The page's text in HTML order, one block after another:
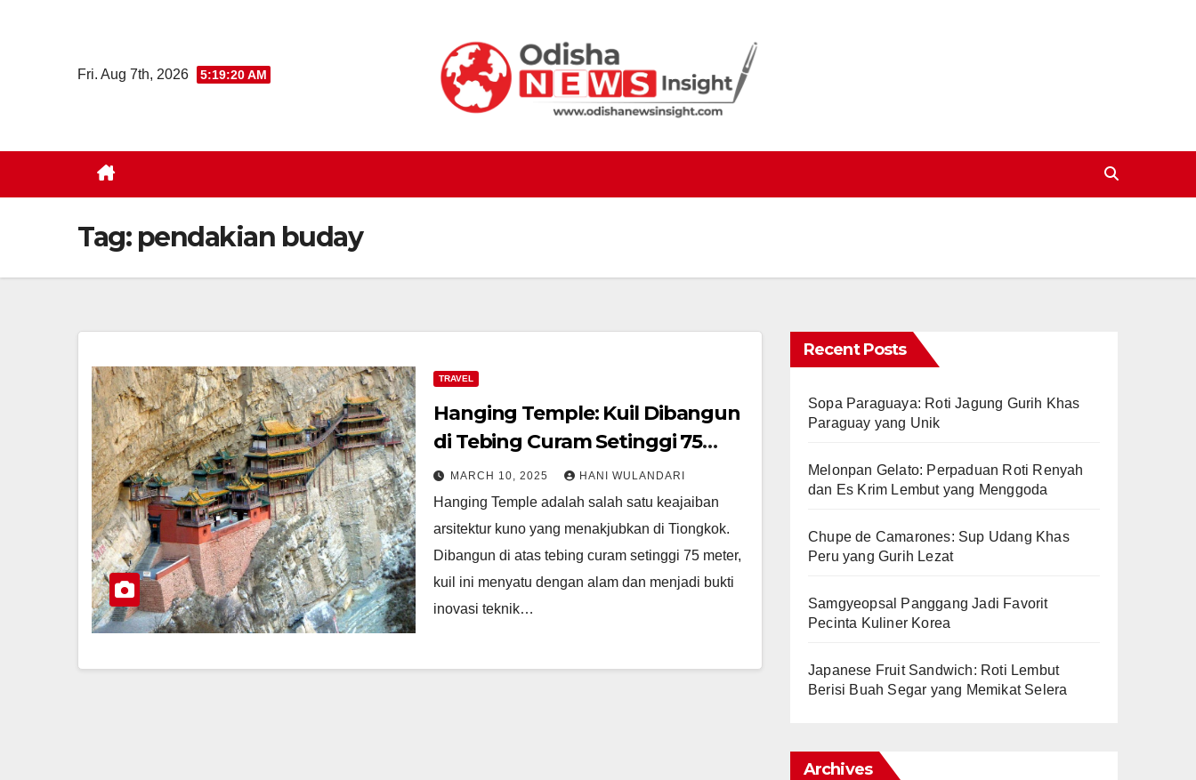
Fri. Aug 7th, 2026 5:19:21 AM
Tag: pendakian buday
TRAVEL
Hanging Temple: Kuil Dibangun
di Tebing Curam Setinggi 75
Meter
MARCH 10, 2025 HANI WULANDARI
Hanging Temple adalah salah satu keajaiban
arsitektur kuno yang menakjubkan di Tiongkok.
Dibangun di atas tebing curam setinggi 75 meter,
kuil ini menyatu dengan alam dan menjadi bukti
inovasi teknik…
Recent Posts
Sopa Paraguaya: Roti Jagung Gurih Khas
Paraguay yang Unik
Melonpan Gelato: Perpaduan Roti Renyah
dan Es Krim Lembut yang Menggoda
Chupe de Camarones: Sup Udang Khas
Peru yang Gurih Lezat
Samgyeopsal Panggang Jadi Favorit
Pecinta Kuliner Korea
Japanese Fruit Sandwich: Roti Lembut
Berisi Buah Segar yang Memikat Selera
Archives